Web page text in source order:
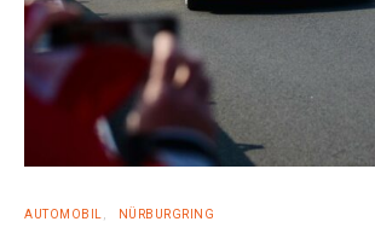
AUTOMOBIL NÜRBURGRING